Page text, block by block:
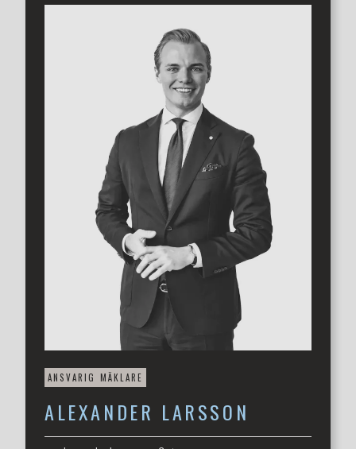
och Tågagatan 34. Byggnaden genomgick en större
renovering inför bildandet 2012-2013. I markplan finns 6 st
trevliga butikslokaler om totalt 272 kvm som ger goda
hyresintäkter till föreningen och bidrar till de låga
avgifterna. På gården finns en loungehörna med
Här bor man på ett av stadens populäraste lägen, en kort
promenad från både centrum och salta dopp i Öresund.
På Tågaborg finns flertalet charmiga små butiker med
bland annat Ica Borgen runt hörnan och nästa mitt emot
entrén ligger ett populärt café, bageri och florist i andra
änden av kvarteret. På Helgerna promenerar folk till
Vikingsbergsparken eller längs med den vackra
Landborgspromenaden som leder bort till Pålsjö skog.
Mer information på vår hemsida www.3etage.se
Välkommen på visning med fastighetsmäklare Alexander
ANSVARIG MÄKLARE
ALEXANDER LARSSON